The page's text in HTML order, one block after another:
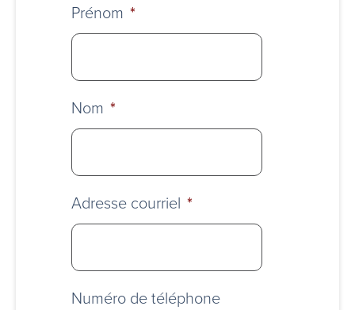
Prénom *
Nom *
Adresse courriel *
Numéro de téléphone